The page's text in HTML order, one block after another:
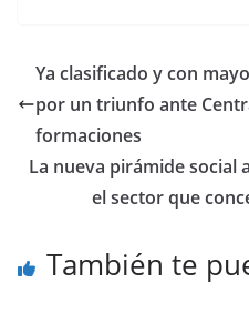
Ya clasificado y con
por un triunfo ante
formaciones
La nueva pirámide social
el sector que
También te